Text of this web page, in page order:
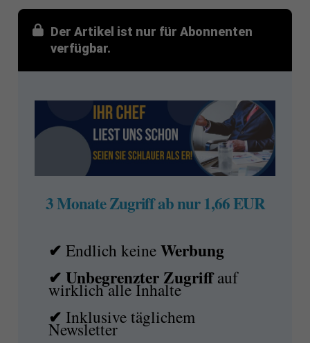
Der Artikel ist nur für Abonnenten
verfügbar.
3 Monate Zugriff ab nur 1,66 EUR
✔Endlich keineWerbung
✔ Unbegrenzter Zugriffauf
wirklich alle Inhalte
✔Inklusive täglichem
Newsletter